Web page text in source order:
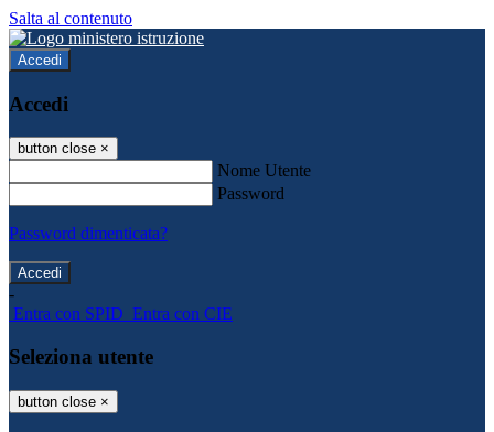
Salta al contenuto
Accedi
Accedi
button close ×
Nome Utente
Password
Password dimenticata?
-
Entra con SPID Entra con CIE
Seleziona utente
button close ×